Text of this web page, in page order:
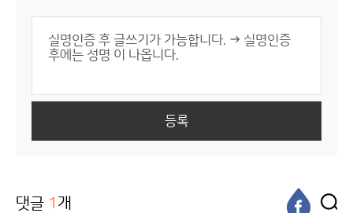
등록
댓글 1 개